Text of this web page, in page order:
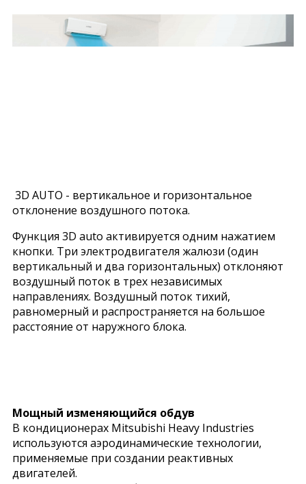
3D AUTO - вертикальное и горизонтальное
отклонение воздушного потока.
Функция 3D auto активируется одним нажатием
кнопки. Три электродвигателя жалюзи (один
вертикальный и два горизонтальных) отклоняют
воздушный поток в трех независимых
направлениях. Воздушный поток тихий,
равномерный и распространяется на большое
расстояние от наружного блока.
Мощный изменяющийся обдув
В кондиционерах Mitsubishi Heavy Industries
используются аэродинамические технологии,
применяемые при создании реактивных
двигателей.